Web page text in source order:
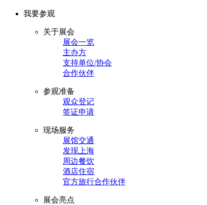
我要参观
关于展会
展会一览
主办方
支持单位/协会
合作伙伴
参观准备
观众登记
签证申请
现场服务
展馆交通
发现上海
周边餐饮
酒店住宿
官方旅行合作伙伴
展会亮点